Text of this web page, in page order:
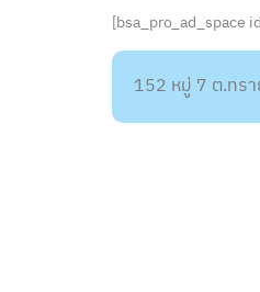
[bsa_pro_ad_space
152 หมู่ 7 ต.ทร